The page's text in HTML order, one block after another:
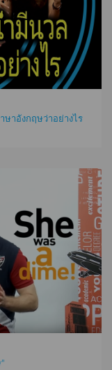
าอังกฤษว่าอย่างไร